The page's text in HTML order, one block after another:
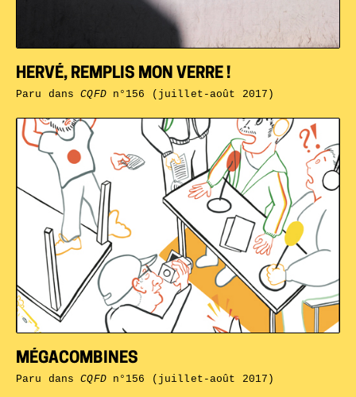
MÉGACOMBINES
Paru dansCQFDn°156 (juillet-août 2017)
HERVÉ, REMPLIS MON VERRE !
Paru dansCQFDn°156 (juillet-août 2017)